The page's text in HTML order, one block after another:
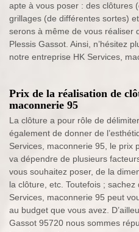
apte à vous poser : des clôtures
grillages (de différentes sortes)
serons à même de vous réaliser
Plessis Gassot. Ainsi, n’hésitez
notre entreprise HK Services,
Prix de la réalisation de
maconnerie 95
La clôture a pour rôle de
également de donner de
Services, maconnerie 95, le prix
va dépendre de plusieurs
vous souhaitez poser, de la
la clôture, etc. Toutefois ;
Services, maconnerie 95 peut
au budget que vous avez.
Gassot 95720 nous sommes